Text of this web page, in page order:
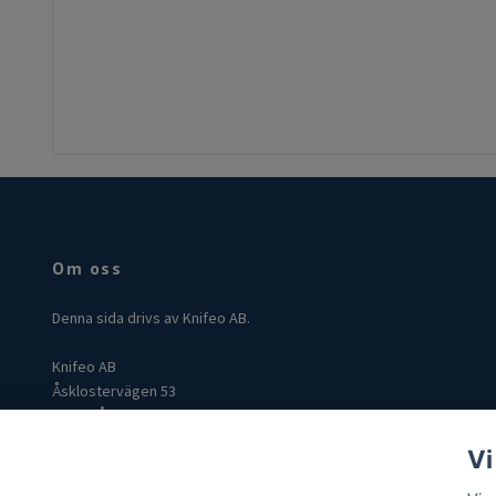
Om oss
Denna sida drivs av Knifeo AB.
Knifeo AB
Åsklostervägen 53
432 96 Åskloster